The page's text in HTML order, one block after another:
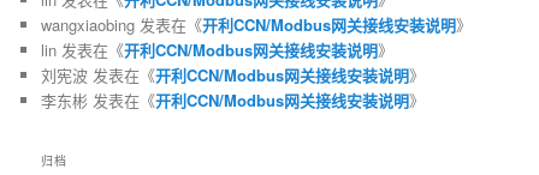
wangxiaobing 发表在《开利CCN/Modbus网关接线安装说明》
lin 发表在《开利CCN/Modbus网关接线安装说明》
刘宪波 发表在《开利CCN/Modbus网关接线安装说明》
李东彬 发表在《开利CCN/Modbus网关接线安装说明》
归档